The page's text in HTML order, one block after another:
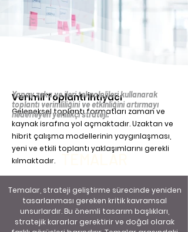
Verimli Toplantı İhtiyacı
Geleneksel toplantı formatları zaman ve
kaynak israfına yol açmaktadır. Uzaktan ve
hibrit çalışma modellerinin yaygınlaşması,
yeni ve etkili toplantı yaklaşımlarını gerekli
kılmaktadır.
MeetSmart'ın İleri Toplantı Çözümleri
MeetSmart stratejisi, "AI-Powered Meeting
Assistants" ve "Automated Scheduling
Tools" kullanır. "Virtual Reality (VR) and
Augmented Reality (AR) Meetings"
Yapay zeka ve ileri teknolojileri kullanarak
toplantı verimliliğini ve etkinliğini artırmayı
hedefleyen yenilikçi strateji.
TEMALAR
Temalar, strateji geliştirme sürecinde yeniden
tasarlanması gereken kritik kavramsal
unsurlardır. Bu önemli tasarım başlıkları,
stratejik kararlar gerektirir ve doğal olarak